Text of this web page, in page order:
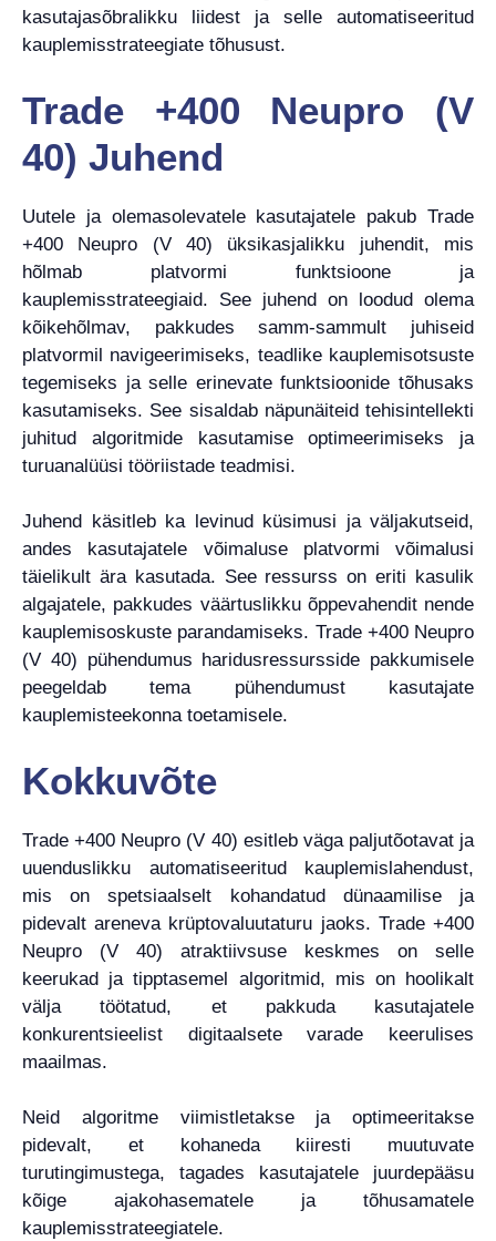
kasutajasõbralikku liidest ja selle automatiseeritud
kauplemisstrateegiate tõhusust.
Trade +400 Neupro (V
40) Juhend
Uutele ja olemasolevatele kasutajatele pakub Trade
+400 Neupro (V 40) üksikasjalikku juhendit, mis
hõlmab platvormi funktsioone ja
kauplemisstrateegiaid. See juhend on loodud olema
kõikehõlmav, pakkudes samm-sammult juhiseid
platvormil navigeerimiseks, teadlike kauplemisotsuste
tegemiseks ja selle erinevate funktsioonide tõhusaks
kasutamiseks. See sisaldab näpunäiteid tehisintellekti
juhitud algoritmide kasutamise optimeerimiseks ja
turuanalüüsi tööriistade teadmisi.
Juhend käsitleb ka levinud küsimusi ja väljakutseid,
andes kasutajatele võimaluse platvormi võimalusi
täielikult ära kasutada. See ressurss on eriti kasulik
algajatele, pakkudes väärtuslikku õppevahendit nende
kauplemisoskuste parandamiseks. Trade +400 Neupro
(V 40) pühendumus haridusressursside pakkumisele
peegeldab tema pühendumust kasutajate
kauplemisteekonna toetamisele.
Kokkuvõte
Trade +400 Neupro (V 40) esitleb väga paljutõotavat ja
uuenduslikku automatiseeritud kauplemislahendust,
mis on spetsiaalselt kohandatud dünaamilise ja
pidevalt areneva krüptovaluutaturu jaoks. Trade +400
Neupro (V 40) atraktiivsuse keskmes on selle
keerukad ja tipptasemel algoritmid, mis on hoolikalt
välja töötatud, et pakkuda kasutajatele
konkurentsieelist digitaalsete varade keerulises
maailmas.
Neid algoritme viimistletakse ja optimeeritakse
pidevalt, et kohaneda kiiresti muutuvate
turutingimustega, tagades kasutajatele juurdepääsu
kõige ajakohasematele ja tõhusamatele
kauplemisstrateegiatele.